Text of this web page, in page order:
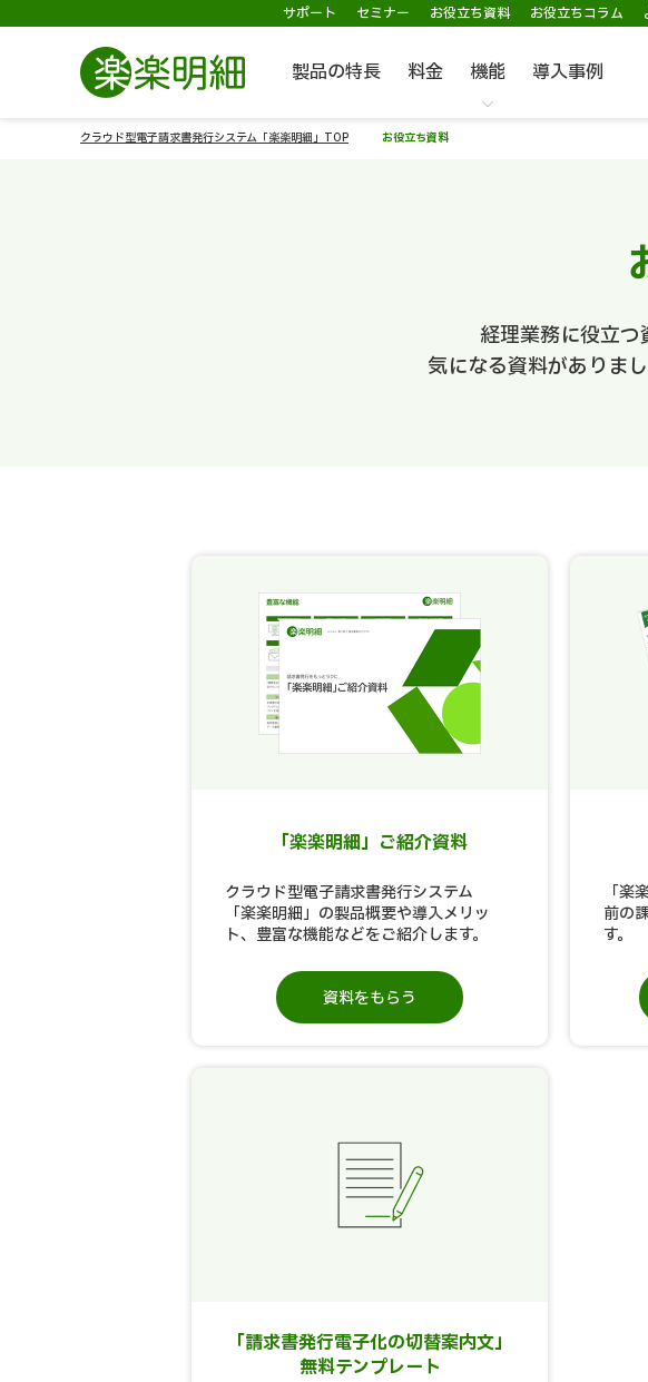
サポート セミナー お役立ち資料 お役立ちコラム
製品の特長 料金 機能 導入事例
クラウド型電子請求書発行システム「楽楽明細」TOP お役立ち資料
経理業務に役立つ
気になる資料がありま
「楽楽明細」ご紹介資料
クラウド型電子請求書発行システム
「楽楽明細」の製品概要や導入メリッ
ト、豊富な機能などをご紹介します。
資料をもらう
「楽
前の
す。
「請求書発行電子化の切替案内文」
無料テンプレート